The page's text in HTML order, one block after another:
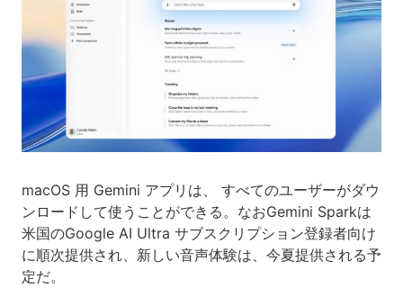
macOS 用 Gemini アプリは、 すべてのユーザーがダウ
ンロードして使うことができる。なおGemini Sparkは
米国のGoogle AI Ultra サブスクリプション登録者向け
に順次提供され、新しい音声体験は、今夏提供される予
定だ。